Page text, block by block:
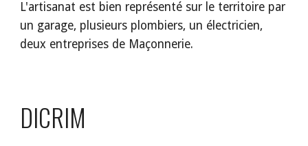
L'artisanat est bien représenté sur le territoire par
un garage, plusieurs plombiers, un électricien,
deux entreprises de Maçonnerie.
DICRIM